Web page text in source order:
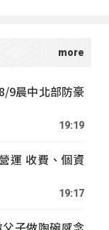
9晨中北部防豪
19:19
運 收費、個資
19:17